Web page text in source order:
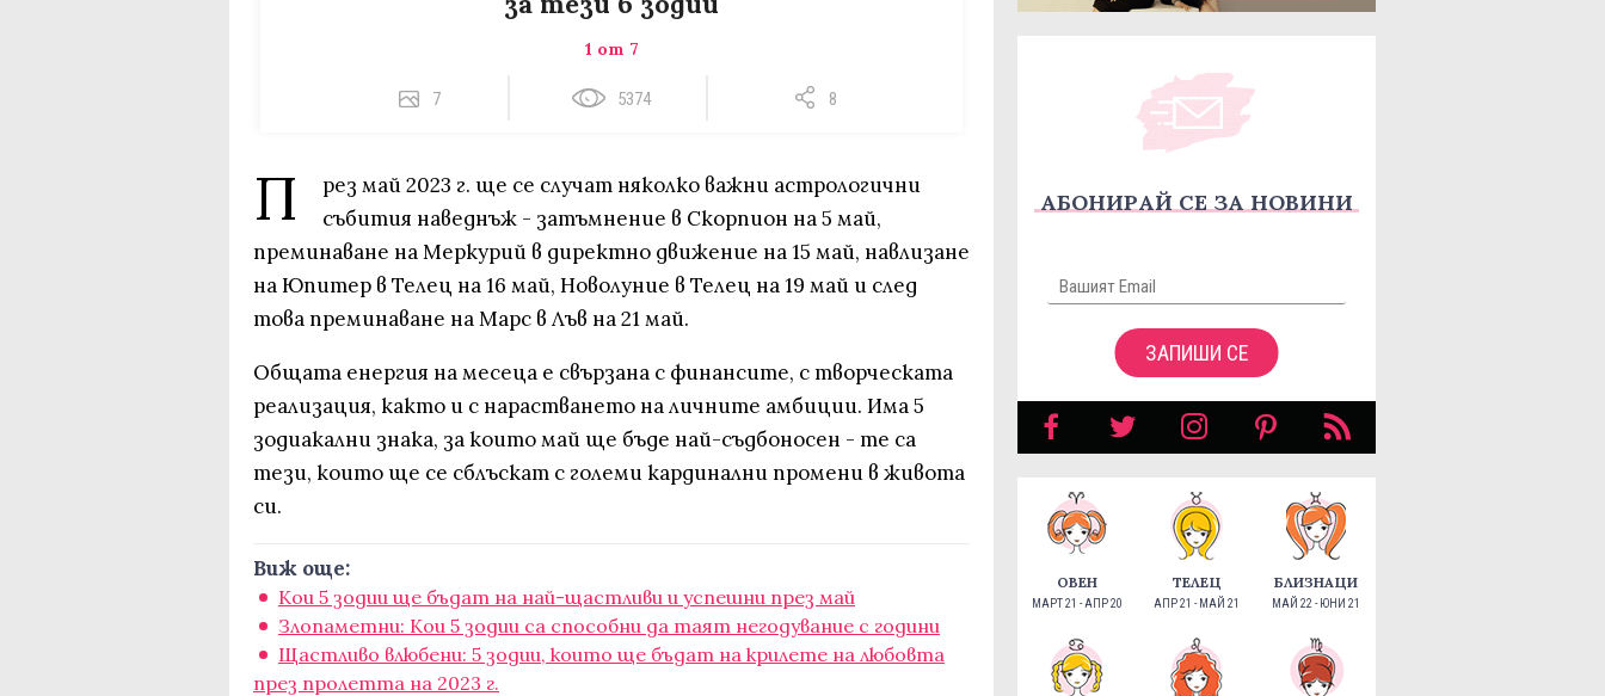
1 от 7
7 5374 8
П
рез май 2023 г. ще се случат няколко важни астрологични
събития наведнъж - затъмнение в Скорпион на 5 май,
преминаване на Меркурий в директно движение на 15 май, навлизане
на Юпитер в Телец на 16 май, Новолуние в Телец на 19 май и след
това преминаване на Марс в Лъв на 21 май.
Общата енергия на месеца е свързана с финансите, с творческата
реализация, както и с нарастването на личните амбиции. Има 5
зодиакални знака, за които май ще бъде най-съдбоносен - те са
тези, които ще се сблъскат с големи кардинални промени в живота
си.
Виж още:
Кои 5 зодии ще бъдат на най-щастливи и успешни през май
Злопаметни: Кои 5 зодии са способни да таят негодувание с години
Щастливо влюбени: 5 зодии, които ще бъдат на крилете на любовта
през пролетта на 2023 г.
АБОНИРАЙ СЕ ЗА НОВИНИ
ЗАПИШИ СЕ
ОВЕН
МАРТ 21 - АПР 20
ТЕЛЕЦ
АПР 21 - МАЙ 21
БЛИЗНАЦИ
МАЙ 22 - ЮНИ 21